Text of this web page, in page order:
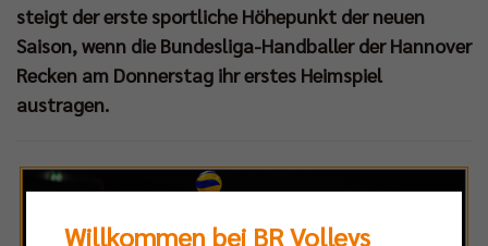
steigt der erste sportliche Höhepunkt der neuen
Saison, wenn die Bundesliga-Handballer der Hannover
Recken am Donnerstag ihr erstes Heimspiel
austragen.
Willkommen bei BR Volleys